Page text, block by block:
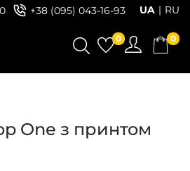
+38 (095) 043-16-93 UA RU
0 0
One з принтом